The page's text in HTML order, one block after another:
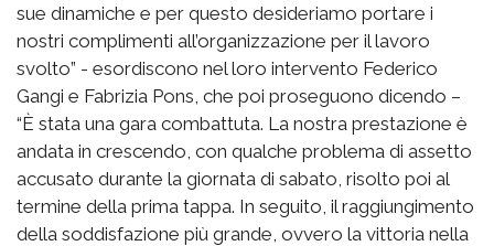
sue dinamiche e per questo desideriamo portare i
nostri complimenti all’organizzazione per il lavoro
svolto” - esordiscono nel loro intervento Federico
Gangi e Fabrizia Pons, che poi proseguono dicendo –
“È stata una gara combattuta. La nostra prestazione è
andata in crescendo, con qualche problema di assetto
accusato durante la giornata di sabato, risolto poi al
termine della prima tappa. In seguito, il raggiungimento
della soddisfazione più grande, ovvero la vittoria nella